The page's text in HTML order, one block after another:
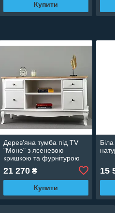
Купити
Дерев'яна тумба під TV
"Моне" з ясеневою
кришкою та фурнітурою
21 270₴
Купити
15